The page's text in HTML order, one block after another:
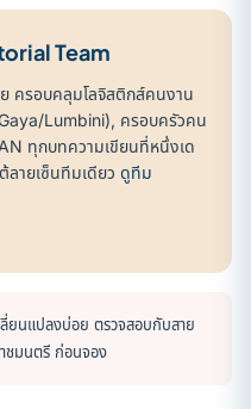
Team
ครอบคลุมโลจิสติกส์คนงาน
Lumbini), ครอบครัวคน
ทุกบทความเขียนที่หนึ่งเด
ายเซ็นทีมเดียว ดูทีม
ลี่ยนแปลงบ่อย ตรวจสอบกับสาย
ชมนตรี ก่อนจอง